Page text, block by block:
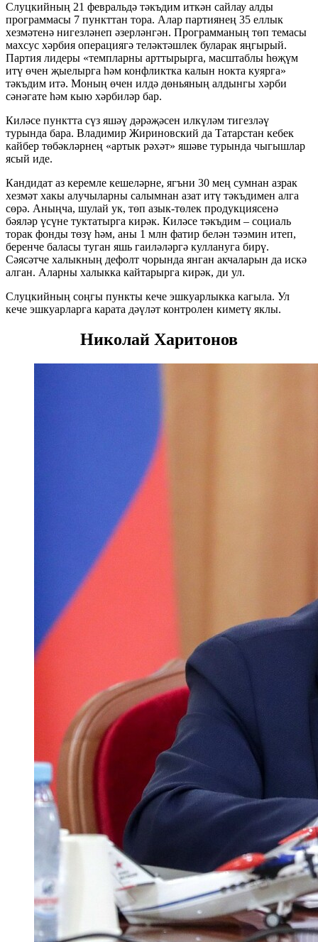
Слуцкийның 21 февральдә тәкъдим иткән сайлау алды
программасы 7 пункттан тора. Алар партиянең 35 еллык
хезмәтенә нигезләнеп әзерләнгән. Программаның төп темасы
махсус хәрбия операциягә теләктәшлек буларак яңгырый.
Партия лидеры «темпларны арттырырга, масштаблы һөҗүм
итү өчен җыелырга һәм конфликтка калын нокта куярга»
тәкъдим итә. Моның өчен илдә дөньяның алдынгы хәрби
сәнәгате һәм кыю хәрбиләр бар.
Киләсе пунктта сүз яшәү дәрәҗәсен илкүләм тигезләү
турында бара. Владимир Жириновский да Татарстан кебек
кайбер төбәкләрнең «артык рәхәт» яшәве турында чыгышлар
ясый иде.
Кандидат аз керемле кешеләрне, ягъни 30 мең сумнан азрак
хезмәт хакы алучыларны салымнан азат итү тәкъдимен алга
сөрә. Аныңча, шулай ук, төп азык-төлек продукциясенә
бәяләр үсүне туктатырга кирәк. Киләсе тәкъдим – социаль
торак фонды төзү һәм, аны 1 млн фатир белән тәэмин итеп,
беренче баласы туган яшь гаиләләргә куллануга бирү.
Сәясәтче халыкның дефолт чорында янган акчаларын да искә
алган. Аларны халыкка кайтарырга кирәк, ди ул.
Слуцкийның соңгы пункты кече эшкуарлыкка кагыла. Ул
кече эшкуарларга карата дәүләт контролен киметү яклы.
Николай Харитонов